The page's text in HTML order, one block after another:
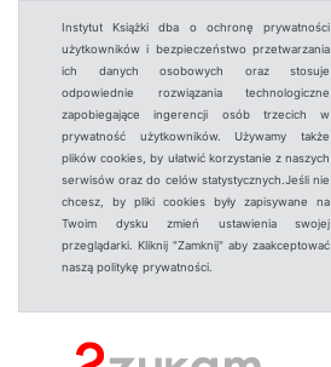
Instytut Książki dba o ochronę prywatności
użytkowników i bezpieczeństwo przetwarzania
ich danych osobowych oraz stosuje
odpowiednie rozwiązania technologiczne
zapobiegające ingerencji osób trzecich w
prywatność użytkowników. Używamy także
plików cookies, by ułatwić korzystanie z naszych
serwisów oraz do celów statystycznych.Jeśli nie
chcesz, by pliki cookies były zapisywane na
Twoim dysku zmień ustawienia swojej
przeglądarki. Kliknij "Zamknij" aby zaakceptować
naszą politykę prywatności.